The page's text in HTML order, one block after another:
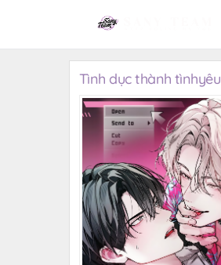
Tình dục thành tìnhyêu